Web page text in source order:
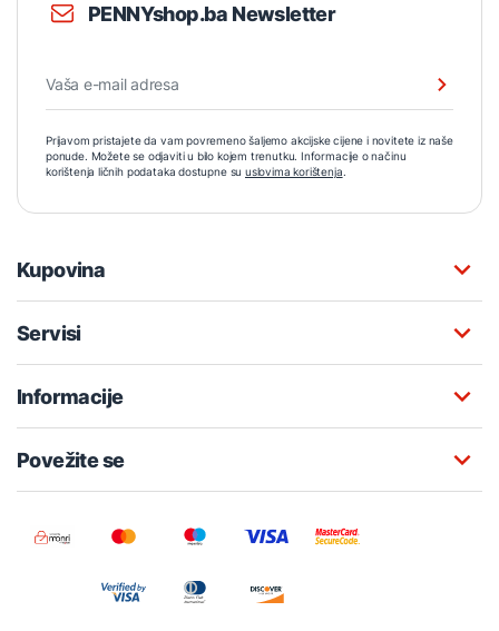
PENNYshop.ba Newsletter
Prijavom pristajete da vam povremeno šaljemo akcijske cijene i novitete iz naše
ponude. Možete se odjaviti u bilo kojem trenutku. Informacije o načinu
korištenja ličnih podataka dostupne su uslovima korištenja.
Kupovina
Servisi
Informacije
Povežite se